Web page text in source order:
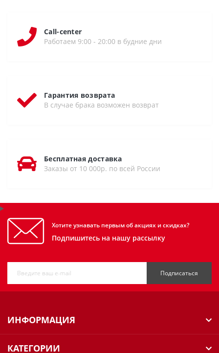
Call-center
Работаем 9:00 - 20:00 в будние дни
Гарантия возврата
В случае брака возможен возврат
Бесплатная доставка
Заказы от 10 000р. по всей России
Хотите узнавать первым об акциях и скидках?
Подпишитесь на нашу рассылку
Подписаться
ИНФОРМАЦИЯ
КАТЕГОРИИ